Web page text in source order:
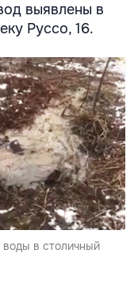
выявлены в
Руссо, 16.
воды в столичный